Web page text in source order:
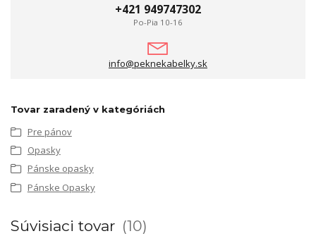
+421 949747302
Po-Pia 10-16
info@peknekabelky.sk
Tovar zaradený v kategóriách
Pre pánov
Opasky
Pánske opasky
Pánske Opasky
Súvisiaci tovar 10